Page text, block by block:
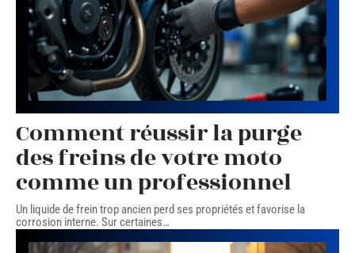
Comment réussir la purge
des freins de votre moto
comme un professionnel
Un liquide de frein trop ancien perd ses propriétés et favorise la
corrosion interne. Sur certaines…